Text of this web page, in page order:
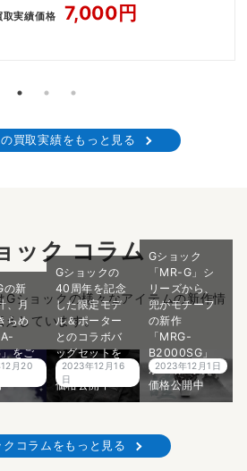
取実績価格 7,000円
買取実績をもっと見る
ック コラム
Gショックの様々なアイテムの新作情
えしています。
の新
、月
らめ
をご
取価
月20
Gショックの
40周年を記念
した限定モデ
ル＆ポーター
とのコラボバ
ッグセットを
ご紹介！買取
価格公開中
2023年12月16
日
Gショック
「MR-G」シ
リーズから、
兜がモチーフ
の新作
「MRG-
B2000SG」
が登場！買取
価格公開中
2023年12月1日
クコラムをもっと見る